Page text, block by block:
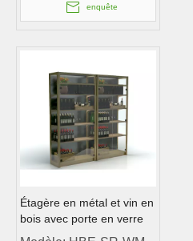
enquête
Étagère en métal et vin en
bois avec porte en verre